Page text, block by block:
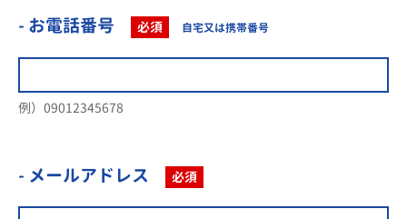
- お電話番号 必須 自宅又は携帯番号
例）09012345678
- メールアドレス 必須